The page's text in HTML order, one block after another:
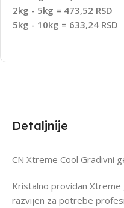
2kg - 5kg = 473,52 RSD
5kg - 10kg = 633,24 RSD
Detaljnije
CN Xtreme Cool Gradivni
Kristalno providan
razvijen za potrebe